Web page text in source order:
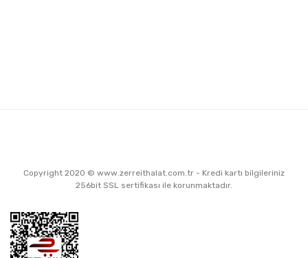
Copyright 2020 © www.zerreithalat.com.tr - Kredi kartı bilgileriniz
256bit SSL sertifikası ile korunmaktadır.